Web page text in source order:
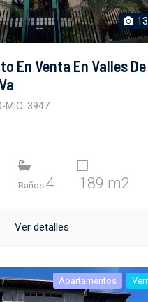
13
En Venta En Valles De
MIO: 3947
Baños 4 189 m2
Ver detalles
Apartamentos